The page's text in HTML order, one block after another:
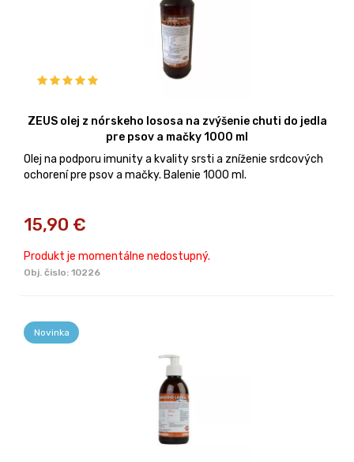
ZEUS olej z nórskeho lososa na zvýšenie chuti do jedla
pre psov a mačky 1000 ml
Olej na podporu imunity a kvality srsti a zníženie srdcových
ochorení pre psov a mačky. Balenie 1000 ml.
15,90 €
Produkt je momentálne nedostupný.
Obj. čislo: 10226
Novinka